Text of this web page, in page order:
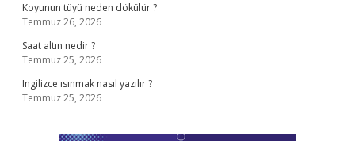
Koyunun tüyü neden dökülür ?
Temmuz 26, 2026
Saat altın nedir ?
Temmuz 25, 2026
Ingilizce ısınmak nasıl yazılır ?
Temmuz 25, 2026